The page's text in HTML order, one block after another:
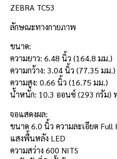
ZEBRA TC53
ลักษณะทางกายภาพ
ขนาด:
ความยาว: 6.48 นิ้ว (164.8 มม.)
ความกว้าง: 3.04 นิ้ว (77.35 มม.)
ความสูง: 0.66 นิ้ว (16.75 มม.)
น้ำหนัก: 10.3 ออนซ์ (293 กรัม)
จอแสดงผล:
ขนาด 6.0 นิ้ว ความละเอียด Full
แสงพื้นหลัง LED
ความสว่าง 600 NITS